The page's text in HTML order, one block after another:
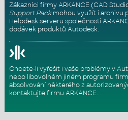
Zákazníci firmy ARKANCE (CAD
Support Packmohou využít i archivu
Helpdesk serveru společnosti
dodávek produktů Autodesk.
Chcete-li vyřešit i vaše problémy v
nebo libovolném jiném programu
absolvování některého z
kontaktujte firmu ARKANCE.